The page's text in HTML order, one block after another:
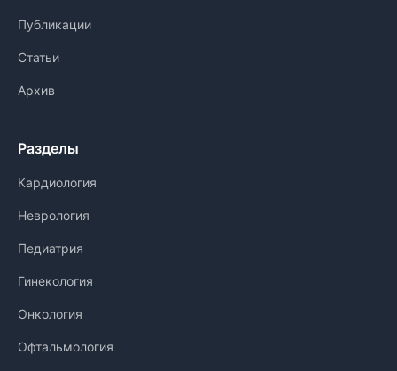
Публикации
Статьи
Архив
Разделы
Кардиология
Неврология
Педиатрия
Гинекология
Онкология
Офтальмология